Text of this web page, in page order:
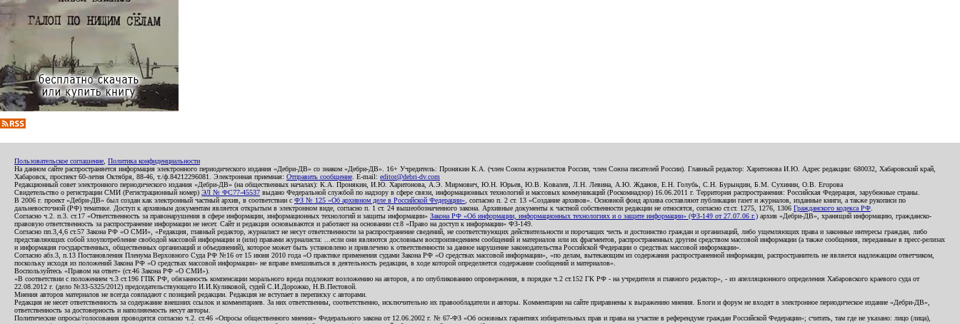
Пользовательское соглашение Политика конфиденциальности
На данном сайте распространяется информация электронного периодического издания «Дебри-ДВ» со знаком «Дебри-ДВ». 16+ Учредитель: Пронякин К.А. (член Союза журналистов России, член Союза писателей России). Главный редактор: Харитонова И.Ю. Адрес редакции: 680032, Хабаровский край,
Хабаровск, проспект 60-летия Октября, 88-46, т./ф.84212296081. Электронная приемная: Отправить сообщение . E-mail: editor@debri-dv.com
Редакционный совет электронного периодического издания «Дебри-ДВ» (на общественных началах): К.А. Пронякин, И.Ю. Харитонова, А.Э. Мирмович, Ю.Н. Юрьев, Ю.В. Ковалев, Л.Н. Левина, А.Ю. Жданов, Е.Н. Голубь, С.Н. Бурындин, Б.М. Сухинин, О.В. Егорова
Свидетельство о регистрации СМИ (Регистрационный номер) ЭЛ № ФС77-45537 выдано Федеральной службой по надзору в сфере связи, информационных технологий и массовых коммуникаций (Роскомнадзор) 16.06.2011 г. Территория распространения: Российская Федерация, зарубежные страны.
В 2006 г. проект «Дебри-ДВ» был создан как электронный частный архив, в соответствии с ФЗ № 125 «Об архивном деле в Российской Федерации» , согласно п. 2 ст. 13 «Создание архивов». Основной фонд архива составляют публикации газет и журналов, изданные книги, а также рукописи по
дальневосточной (РФ) тематике. Доступ к архивным документам является открытым в электронном виде, согласно п. 1 ст. 24 вышеобозначенного закона. Архивные документы к частной собственности редакции не относятся, согласно ст.ст. 1275, 1276, 1306 Гражданского кодекса РФ
Согласно ч.2. п.3. ст.17 «Ответственность за правонарушения в сфере информации, информационных технологий и защиты информации» Закона РФ «Об информации, информационных технологиях и о защите информации» (ФЗ-149 от 27.07.06 г.) архив «Дебри-ДВ», хранящий информацию, гражданско-
правовую ответственность за распространение информации не несет. Сайт и редакция основываются и работают на основании ст.8 «Право на доступ к информации» ФЗ-149.
Согласно пп.3,4,6 ст.57 Закона РФ «О СМИ», «Редакция, главный редактор, журналист не несут ответственности за распространение сведений, не соответствующих действительности и порочащих честь и достоинство граждан и организаций, либо ущемляющих права и законные интересы граждан, либо
представляющих собой злоупотребление свободой массовой информации и (или) правами журналиста: ...если они являются дословным воспроизведением сообщений и материалов или их фрагментов, распространенных другим средством массовой информации (а также сообщения, переданные в пресс-релизах
и информация государственных, общественных организаций и объединений), которое может быть установлено и привлечено к ответственности за данное нарушение законодательства Российской Федерации о средствах массовой информации».
Согласно абз.3, п.13 Постановления Пленума Верховного Суда РФ №16 от 15 июня 2010 года «О практике применения судами Закона РФ «О средствах массовой информации», «по делам, вытекающим из содержания распространенной информации, распространитель не является надлежащим ответчиком,
поскольку исходя из положений Закона РФ «О средствах массовой информации» не вправе вмешиваться в деятельность редакции, в ходе которой определяется содержание сообщений и материалов».
Воспользуйтесь «Правом на ответ» (ст.46 Закона РФ «О СМИ»).
«В соответствии с положением ч.3 ст.196 ГПК РФ, обязанность компенсации морального вреда подлежит возложению на авторов, а по опубликованию опровержения, в порядке ч.2 ст.152 ГК РФ - на учредителя и главного редактор», - из апелляционного определения Хабаровского краевого суда от
22.08.2012 г. (дело №33-5325/2012) председательствующего И.И.Куликовой, судей С.И.Дорожко, Н.В.Пестовой.
Мнения авторов материалов не всегда совпадают с позицией редакции. Редакция не вступает в переписку с авторами.
Редакция не несет ответственность за содержание внешних ссылок и комментариев. За них ответственны, соответственно, исключительно их правообладатели и авторы. Комментарии на сайте приравнены к выражению мнения. Блоги и форум не входят в электронное периодическое издание «Дебри-ДВ»,
ответственность за достоверность и наполняемость несут авторы.
Политические опросы/голосования проводятся согласно ч.2. ст.46 «Опросы общественного мнения» Федерального закона от 12.06.2002 г. № 67-ФЗ «Об основных гарантиях избирательных прав и права на участие в референдуме граждан Российской Федерации»; считать, там где не указано: лицо (лица),